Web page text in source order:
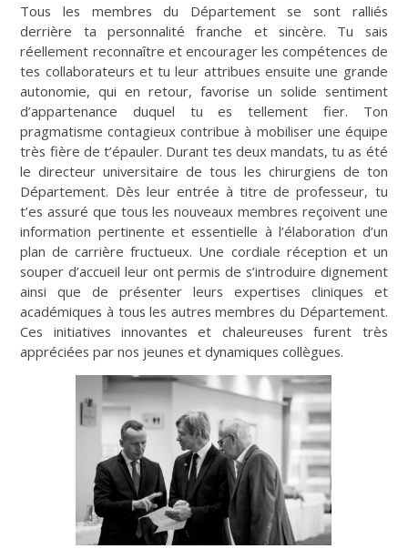
Tous les membres du Département se sont ralliés
derrière ta personnalité franche et sincère. Tu sais
réellement reconnaître et encourager les compétences de
tes collaborateurs et tu leur attribues ensuite une grande
autonomie, qui en retour, favorise un solide sentiment
d’appartenance duquel tu es tellement fier. Ton
pragmatisme contagieux contribue à mobiliser une équipe
très fière de t’épauler. Durant tes deux mandats, tu as été
le directeur universitaire de tous les chirurgiens de ton
Département. Dès leur entrée à titre de professeur, tu
t’es assuré que tous les nouveaux membres reçoivent une
information pertinente et essentielle à l’élaboration d’un
plan de carrière fructueux. Une cordiale réception et un
souper d’accueil leur ont permis de s’introduire dignement
ainsi que de présenter leurs expertises cliniques et
académiques à tous les autres membres du Département.
Ces initiatives innovantes et chaleureuses furent très
appréciées par nos jeunes et dynamiques collègues.